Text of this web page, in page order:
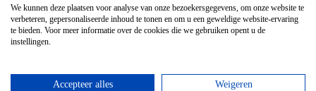
We kunnen deze plaatsen voor analyse van onze bezoekersgegevens, om onze website te
verbeteren, gepersonaliseerde inhoud te tonen en om u een geweldige website-ervaring
te bieden. Voor meer informatie over de cookies die we gebruiken opent u de
instellingen.
Accepteer alles Weigeren